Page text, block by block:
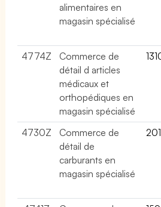
alimentaires en
magasin spécialisé
4774Z
Commerce de
détail d articles
médicaux et
orthopédiques en
magasin spécialisé
4730Z
Commerce de
détail de
carburants en
magasin spécialisé